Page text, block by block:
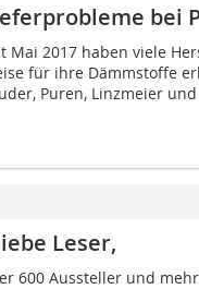
bei
Mai 2017 haben viele
für ihre Dämmstoffe
Puren, Linzmeier
Leser,
600 Aussteller und mehr